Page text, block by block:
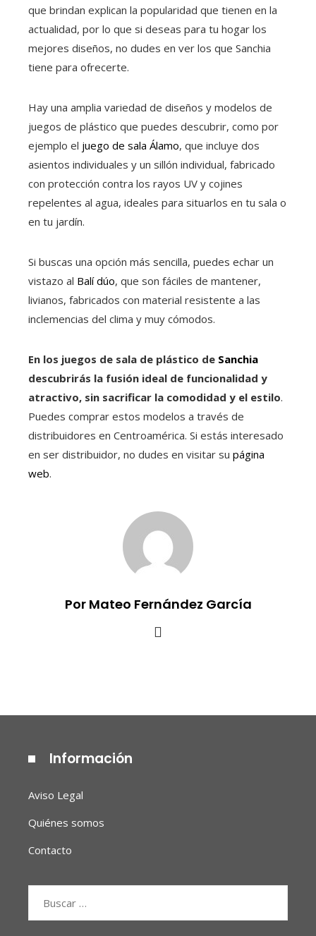
que brindan explican la popularidad que tienen en la
actualidad, por lo que si deseas para tu hogar los
mejores diseños, no dudes en ver los que Sanchia
tiene para ofrecerte.
Hay una amplia variedad de diseños y modelos de
juegos de plástico que puedes descubrir, como por
ejemplo el juego de sala Álamo, que incluye dos
asientos individuales y un sillón individual, fabricado
con protección contra los rayos UV y cojines
repelentes al agua, ideales para situarlos en tu sala o
en tu jardín.
Si buscas una opción más sencilla, puedes echar un
vistazo al Balí dúo, que son fáciles de mantener,
livianos, fabricados con material resistente a las
inclemencias del clima y muy cómodos.
En los juegos de sala de plástico de Sanchia
descubrirás la fusión ideal de funcionalidad y
atractivo, sin sacrificar la comodidad y el estilo.
Puedes comprar estos modelos a través de
distribuidores en Centroamérica. Si estás interesado
en ser distribuidor, no dudes en visitar su página
web.
Por Mateo Fernández García
Información
Aviso Legal
Quiénes somos
Contacto